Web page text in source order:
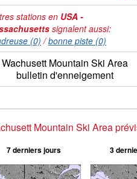
stations en USA -
signalent aussi:
(0)/bonne piste (0)
Wachusett Mountain Ski Area
bulletin d'enneigement
Mountain Ski Area
7 derniers jours 3